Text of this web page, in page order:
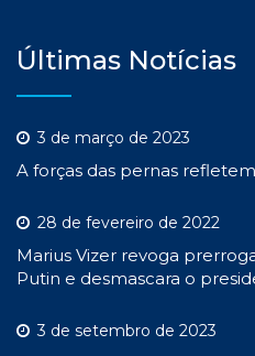
Últimas Notícias
3 de março de 2023
A forças das pernas
28 de fevereiro de 2022
Marius Vizer revoga
Putin e desmascara o
3 de setembro de 2023